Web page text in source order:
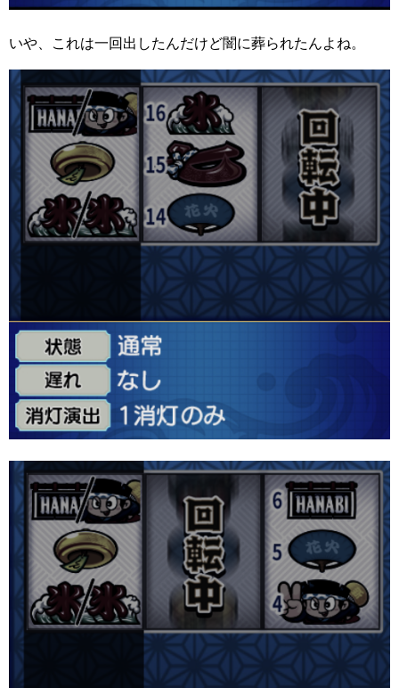
いや、これは一回出したんだけど闇に葬られたんよね。